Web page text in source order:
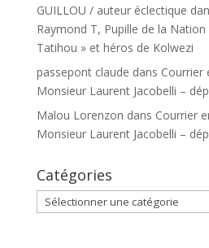
GUILLOU / auteur éclectique
Raymond T, Pupille de la
Tatihou » et héros de Kolwezi
passepont claude dans Courrier
Monsieur Laurent Jacobelli –
Malou Lorenzon dans Courrier
Monsieur Laurent Jacobelli –
Catégories
Catégories